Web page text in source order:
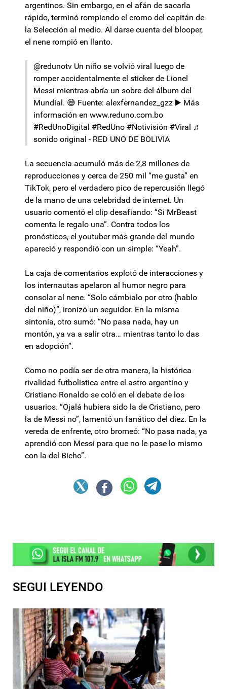
argentinos. Sin embargo, en el afán de sacarla
rápido, terminó rompiendo el cromo del capitán de
la Selección al medio. Al darse cuenta del blooper,
el nene rompió en llanto.
@redunotv Un niño se volvió viral luego de
romper accidentalmente el sticker de Lionel
Messi mientras abría un sobre del álbum del
Mundial. 😅 Fuente: alexfernandez_gzz ▶️ Más
información en www.reduno.com.bo
#RedUnoDigital #RedUno #Notivisión #Viral ♬
sonido original - RED UNO DE BOLIVIA
La secuencia acumuló más de 2,8 millones de
reproducciones y cerca de 250 mil “me gusta” en
TikTok, pero el verdadero pico de repercusión llegó
de la mano de una celebridad de internet. Un
usuario comentó el clip desafiando: “Si MrBeast
comenta le regalo una”. Contra todos los
pronósticos, el youtuber más grande del mundo
apareció y respondió con un simple: “Yeah”.
La caja de comentarios explotó de interacciones y
los internautas apelaron al humor negro para
consolar al nene. “Solo cámbialo por otro (hablo
del niño)”, ironizó un seguidor. En la misma
sintonía, otro sumó: “No pasa nada, hay un
montón, ya va a salir otra… mientras tanto lo das
en adopción”.
Como no podía ser de otra manera, la histórica
rivalidad futbolística entre el astro argentino y
Cristiano Ronaldo se coló en el debate de los
usuarios. “Ojalá hubiera sido la de Cristiano, pero
la de Messi no”, lamentó un fanático del diez. En la
vereda de enfrente, otro bromeó: “No pasa nada, ya
aprendió con Messi para que no le pase lo mismo
con la del Bicho”.
SEGUI LEYENDO